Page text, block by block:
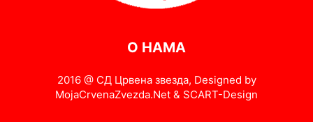
О НАМА
2016 @ СД Црвена звезда, Designed by
MojaCrvenaZvezda.Net & SCART-Design